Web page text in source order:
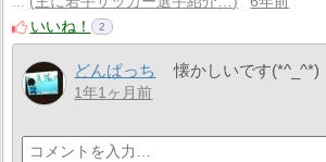
いいね！
2
どんぱっち 懐かしいです(*^_^*)
1年1ヶ月前